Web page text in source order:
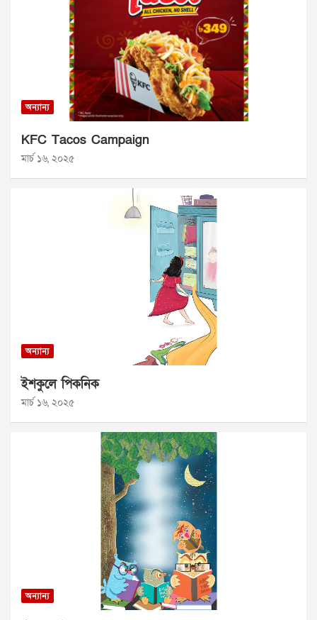
অন্যান্য
KFC Tacos Campaign
মার্চ ১৬, ২০২৫
অন্যান্য
ইশকুলে পিকনিক
মার্চ ১৬, ২০২৫
অন্যান্য